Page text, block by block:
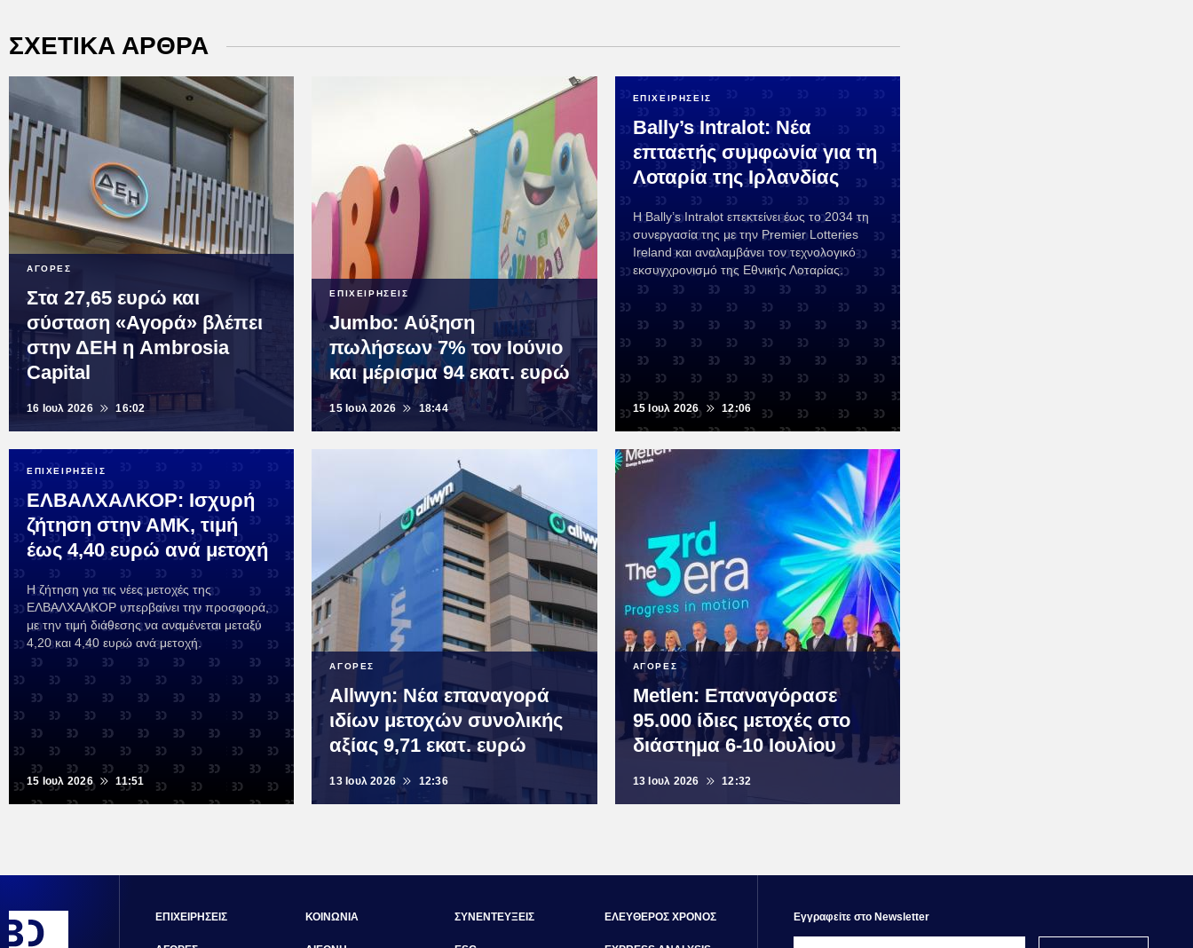
ΣΧΕΤΙΚΑ ΑΡΘΡΑ
ΑΓΟΡΕΣ
Στα 27,65 ευρώ και
σύσταση «Αγορά» βλέπει
στην ΔΕΗ η Ambrosia
Capital
16 Ιουλ 2026 16:02
ΕΠΙΧΕΙΡΗΣΕΙΣ
Jumbo: Αύξηση
πωλήσεων 7% τον Ιούνιο
και μέρισμα 94 εκατ. ευρώ
15 Ιουλ 2026 18:44
ΕΠΙΧΕΙΡΗΣΕΙΣ
Bally’s Intralot: Νέα
επταετής συμφωνία για τη
Λοταρία της Ιρλανδίας
Η Bally’s Intralot επεκτείνει έως το 2034 τη
συνεργασία της με την Premier Lotteries
Ireland και αναλαμβάνει τον τεχνολογικό
εκσυγχρονισμό της Εθνικής Λοταρίας.
15 Ιουλ 2026 12:06
ΕΠΙΧΕΙΡΗΣΕΙΣ
ΕΛΒΑΛΧΑΛΚΟΡ: Ισχυρή
ζήτηση στην ΑΜΚ, τιμή
έως 4,40 ευρώ ανά μετοχή
Η ζήτηση για τις νέες μετοχές της
ΕΛΒΑΛΧΑΛΚΟΡ υπερβαίνει την προσφορά,
με την τιμή διάθεσης να αναμένεται μεταξύ
4,20 και 4,40 ευρώ ανά μετοχή.
15 Ιουλ 2026 11:51
ΑΓΟΡΕΣ
Allwyn: Νέα επαναγορά
ιδίων μετοχών συνολικής
αξίας 9,71 εκατ. ευρώ
13 Ιουλ 2026 12:36
ΑΓΟΡΕΣ
Metlen: Επαναγόρασε
95.000 ίδιες μετοχές στο
διάστημα 6-10 Ιουλίου
13 Ιουλ 2026 12:32
ΕΠΙΧΕΙΡΗΣΕΙΣ ΚΟΙΝΩΝΙΑ ΣΥΝΕΝΤΕΥΞΕΙΣ ΕΛΕΥΘΕΡΟΣ ΧΡΟΝΟΣ Εγγραφεiτε στο Newsletter